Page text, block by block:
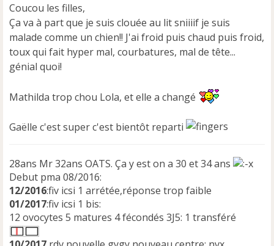
a
g
e
n
o
n
u
Coucou les filles,
Ça va à part que je suis clouée au lit sniiiif je suis
malade comme un chien!! J'ai froid puis chaud puis froid,
toux qui fait hyper mal, courbatures, mal de tête...
génial quoi!
Mathilda trop chou Lola, et elle a changé
Gaëlle c'est super c'est bientôt reparti
28ans Mr 32ans OATS. Ça y est on a 30 et 34 ans
Debut pma 08/2016:
12/2016:fiv icsi 1 arrétée,réponse trop faible
01/2017:fiv icsi 1 bis:
12 ovocytes 5 matures 4 fécondés 3J5: 1 transféré